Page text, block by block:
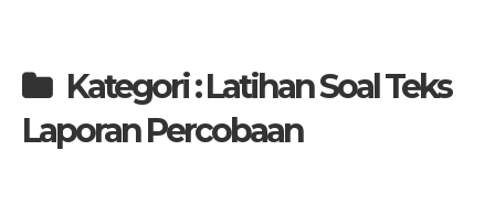
Kategori : Latihan Soal Teks
Laporan Percobaan